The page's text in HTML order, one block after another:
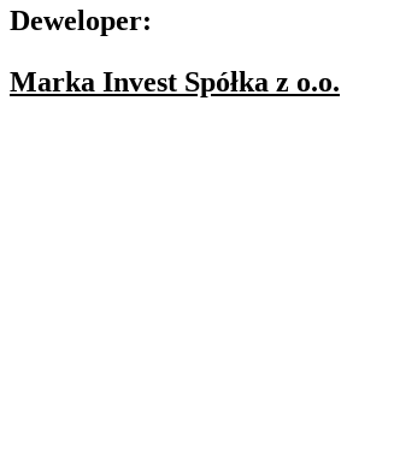
Deweloper:
Marka Invest Spółka z o.o.